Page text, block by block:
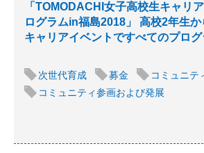
「TOMODACHI女子高校生キャリ
ログラムin福島2018」 高校2年生
キャリアイベントですべてのプロ
次世代育成 募金
コミュニテ
コミュニティ参画および発展